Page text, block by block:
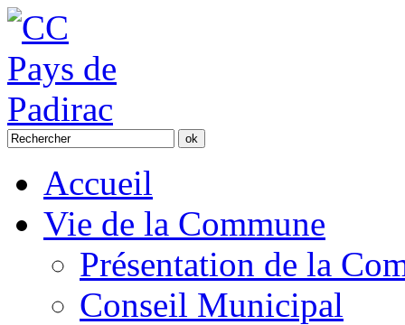
Accueil
Vie de la Commune
Présentation de la
Conseil Municipal